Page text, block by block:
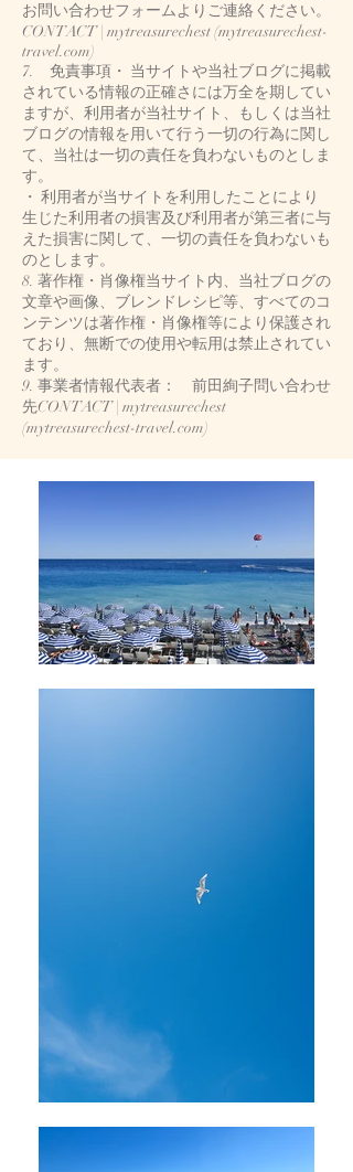
お問い合わせフォームよりご連絡ください。
CONTACT | mytreasurechest (mytreasurechest-
travel.com)
7. 免責事項・ 当サイトや当社ブログに掲載
されている情報の正確さには万全を期してい
ますが、利用者が当社サイト、もしくは当社
ブログの情報を用いて行う一切の行為に関し
て、当社は一切の責任を負わないものとしま
す。
・ 利用者が当サイトを利用したことにより
生じた利用者の損害及び利用者が第三者に与
えた損害に関して、一切の責任を負わないも
のとします。
8. 著作権・肖像権当サイト内、当社ブログの
文章や画像、ブレンドレシピ等、すべてのコ
ンテンツは著作権・肖像権等により保護され
ており、無断での使用や転用は禁止されてい
ます。
9. 事業者情報代表者： 前田絢子問い合わせ
先CONTACT | mytreasurechest
(mytreasurechest-travel.com)